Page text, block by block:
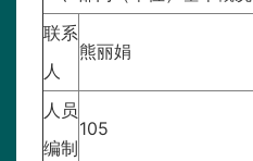
联系
人
熊丽娟
人员
编制
105